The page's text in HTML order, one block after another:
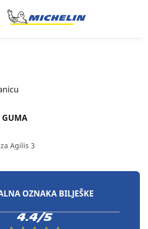
GUMA
Agilis 3
OZNAKA BILJEŠKE
4.4/5